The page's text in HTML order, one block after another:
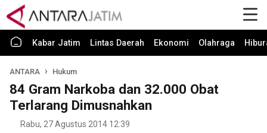
Kabar Jatim Lintas Daerah Ekonomi Olahraga
ANTARA Hukum
84 Gram Narkoba dan 32.000 Obat
Terlarang Dimusnahkan
Rabu, 27 Agustus 2014 12:39